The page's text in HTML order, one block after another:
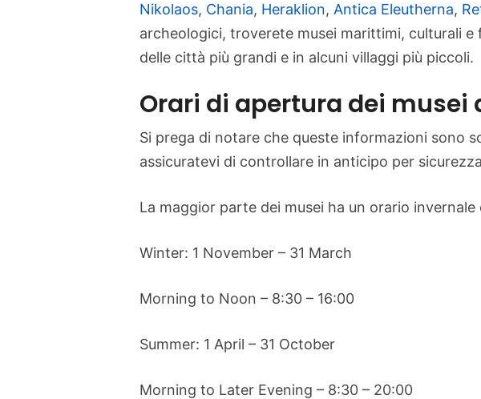
Nikolaos, Chania, Heraklion, Antica Eleutherna,
archeologici, troverete musei marittimi, culturali
delle città più grandi e in alcuni villaggi più piccoli.
Orari di apertura dei musei
Si prega di notare che queste informazioni sono
assicuratevi di controllare in anticipo per
La maggior parte dei musei ha un orario invernale
Winter: 1 November – 31 March
Morning to Noon – 8:30 – 16:00
Summer: 1 April – 31 October
Morning to Later Evening – 8:30 – 20:00